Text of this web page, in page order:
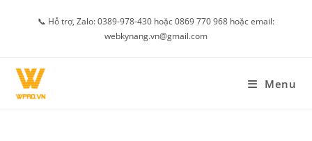
📞 Hỗ trợ, Zalo: 0389-978-430 hoặc 0869 770 968 hoặc email:
webkynang.vn@gmail.com
Menu